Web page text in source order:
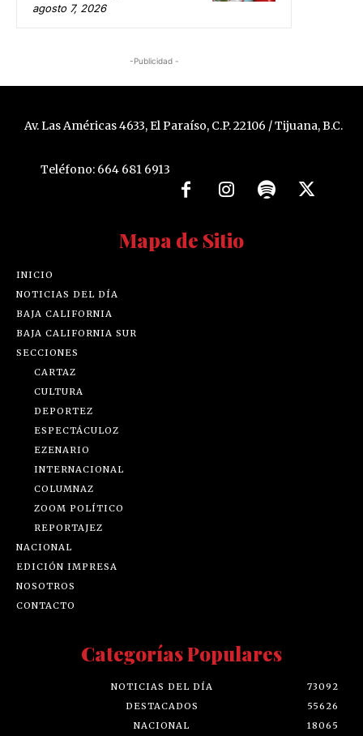
agosto 7, 2026
-Publicidad -
Av. Las Américas 4633, El Paraíso, C.P. 22106 / Tijuana, B.C.
Teléfono: 664 681 6913
Mapa de Sitio
INICIO
NOTICIAS DEL DÍA
BAJA CALIFORNIA
BAJA CALIFORNIA SUR
SECCIONES
CARTAZ
CULTURA
DEPORTEZ
ESPECTÁCULOZ
EZENARIO
INTERNACIONAL
COLUMNAZ
ZOOM POLÍTICO
REPORTAJEZ
NACIONAL
EDICIÓN IMPRESA
NOSOTROS
CONTACTO
Categorías Populares
NOTICIAS DEL DÍA
73092
DESTACADOS
55626
NACIONAL
18065